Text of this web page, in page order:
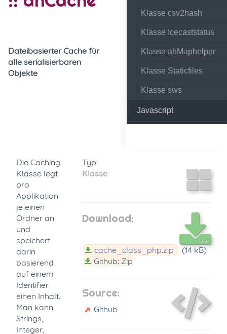
Klasse csv2hash
Klasse Icecaststatus
Klasse ahMaphelper
Klasse Staticfiles
Klasse sws
Javascript
Dateibasierter Cache für
alle serialisierbaren
Objekte
Typ:
Klasse
Download:
cache_class_php.zip
(14 kB)
Github: Zip
Source:
Github
Die Caching
Klasse legt
pro
Applikation
je einen
Ordner an
und
speichert
darin
basierend
auf einem
Identifier
einen Inhalt.
Man kann
Strings,
Integer,